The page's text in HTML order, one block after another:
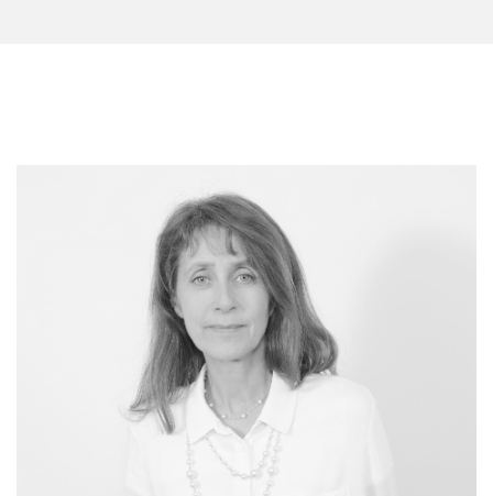
MEUDON
Centre
MEUDON OBSERVATOIRE